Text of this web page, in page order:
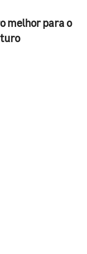
melhor para o